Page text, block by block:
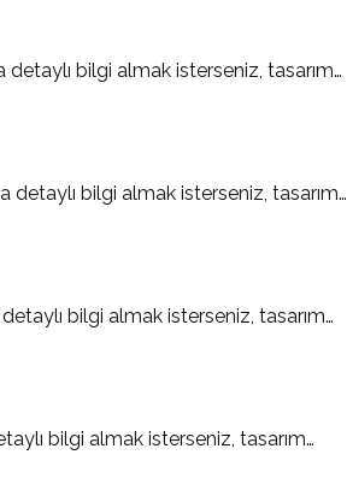
bilgi almak isterseniz, tasarım…
bilgi almak isterseniz, tasarım…
bilgi almak isterseniz, tasarım…
bilgi almak isterseniz, tasarım…